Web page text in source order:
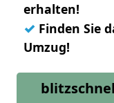
erhalten!
✓ Finden Sie
Umzug!